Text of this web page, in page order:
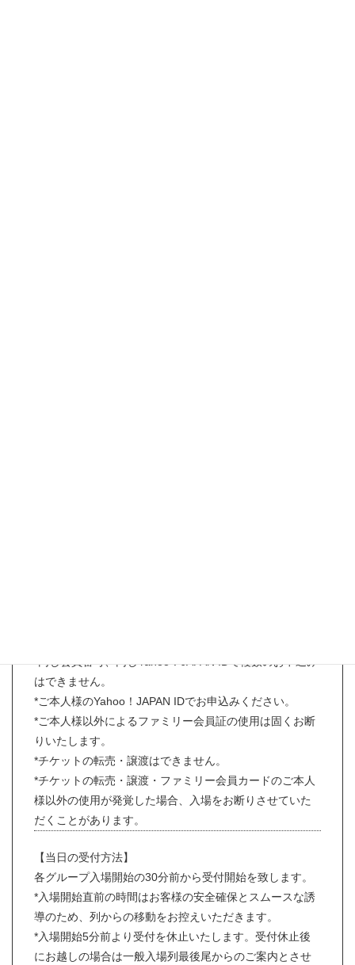
*同じ会員番号、同じYahoo！JAPAN IDで複数のお申込み
はできません。
*ご本人様のYahoo！JAPAN IDでお申込みください。
*ご本人様以外によるファミリー会員証の使用は固くお断
りいたします。
*チケットの転売・譲渡はできません。
*チケットの転売・譲渡・ファミリー会員カードのご本人
様以外の使用が発覚した場合、入場をお断りさせていた
だくことがあります。
【当日の受付方法】
各グループ入場開始の30分前から受付開始を致します。
*入場開始直前の時間はお客様の安全確保とスムースな誘
導のため、列からの移動をお控えいただきます。
*入場開始5分前より受付を休止いたします。受付休止後
にお越しの場合は一般入場列最後尾からのご案内とさせ